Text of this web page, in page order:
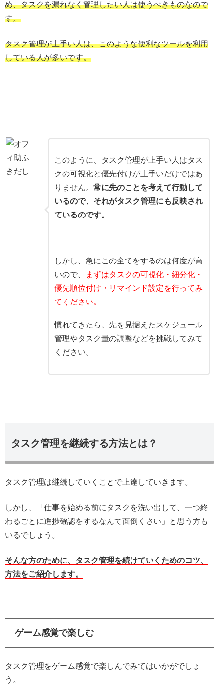
め、タスクを漏れなく管理したい人は使うべきものなので
す。
タスク管理が上手い人は、このような便利なツールを利用
している人が多いです。
このように、タスク管理が上手い人はタス
クの可視化と優先付けが上手いだけではあ
りません。常に先のことを考えて行動して
いるので、それがタスク管理にも反映され
ているのです。
しかし、急にこの全てをするのは何度が高
いので、
まずはタスクの可視化・細分化・
優先順位付け・リマインド設定を行ってみ
てください。
慣れてきたら、先を見据えたスケジュール
管理やタスク量の調整などを挑戦してみて
ください。
タスク管理を継続する方法とは？
タスク管理は継続していくことで上達していきます。
しかし、「仕事を始める前にタスクを洗い出して、一つ終
わるごとに進捗確認をするなんて面倒くさい」と思う方も
いるでしょう。
そんな方のために、タスク管理を続けていくためのコツ、
方法をご紹介します。
ゲーム感覚で楽しむ
タスク管理をゲーム感覚で楽しんでみてはいかがでしょ
う。